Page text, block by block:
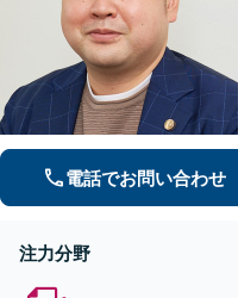
電話でお問い合わせ
注力分野